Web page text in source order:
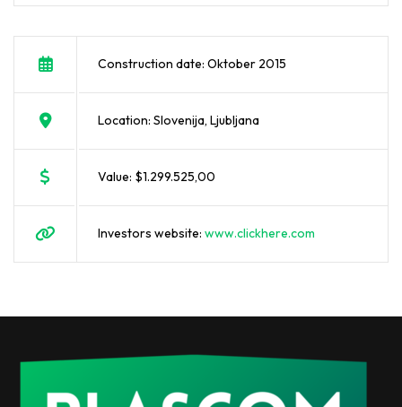
Construction date: Oktober 2015
Location: Slovenija, Ljubljana
Value: $1.299.525,00
Investors website: www.clickhere.com